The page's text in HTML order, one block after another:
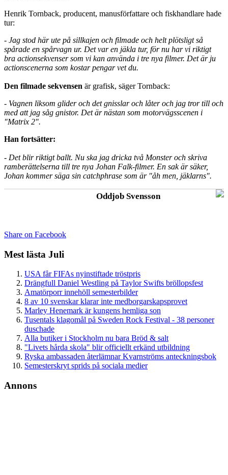
Henrik Tornback, producent, manusförfattare och fiskhandlare hade
tur:
- Jag stod här ute på sillkajen och filmade och helt plötsligt så
spårade en spårvagn ur. Det var en jäkla tur, för nu har vi riktigt
bra actionsekvenser som vi kan använda i tre nya filmer. Det är ju
actionscenerna som kostar pengar vet du.
Den filmade sekvensen är grafisk, säger Tornback:
- Vagnen liksom glider och det gnisslar och låter och jag tror till och
med att jag såg gnistor. Det är nästan som motorvägsscenen i
"Matrix 2".
Han fortsätter:
- Det blir riktigt ballt. Nu ska jag dricka två Monster och skriva
ramberättelserna till tre nya Johan Falk-filmer. En sak är säker,
Johan kommer säga sin catchphrase som är "åh men, jäklarns".
Oddjob Svensson
Share on Facebook
Mest lästa Juli
USA får FIFAs nyinstiftade tröstpris
Drängfull Daniel Westling på Taylor Swifts bröllopsfest
Amatörporr innehöll semesterbilder
8 av 10 svenskar klarar inte medborgarskapsprovet
Marley Henemark är kungens hemliga son
Tusentals klagomål på Sweden Rock Festival - 38 personer
duschade
Alla butiker i Stockholm nu bara Bröd & salt
"Livets hårda skola" blir officiellt erkänd utbildning
Ryska ambassaden återlämnar Kvarnströms anteckningsbok
Semesterskryt sprids på sociala medier
Annons